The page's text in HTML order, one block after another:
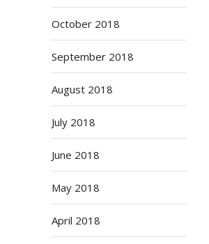
October 2018
September 2018
August 2018
July 2018
June 2018
May 2018
April 2018